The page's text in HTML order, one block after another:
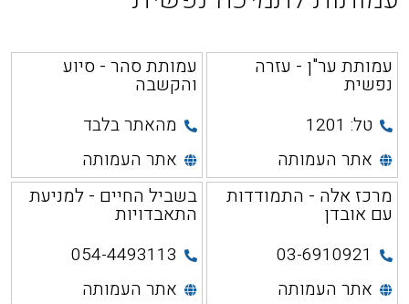
עמותת ער"ן - עזרה
נפשית
טל: 1201
אתר העמותה
עמותת סהר - סיוע
והקשבה
מהאתר בלבד
אתר העמותה
מרכז אלה - התמודדות
עם אובדן
03-6910921
אתר העמותה
בשביל החיים - למניעת
התאבדויות
054-4493113
אתר העמותה